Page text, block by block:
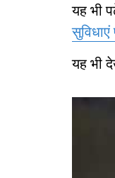
यह भी
यह भी